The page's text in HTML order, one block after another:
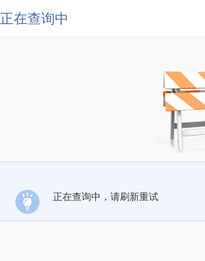
正在查询中
正在查询中，请刷新重试